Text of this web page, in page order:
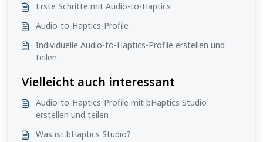
Erste Schritte mit Audio-to-Haptics
Audio-to-Haptics-Profile
Individuelle Audio-to-Haptics-Profile erstellen und
teilen
Vielleicht auch interessant
Audio-to-Haptics-Profile mit bHaptics Studio
erstellen und teilen
Was ist bHaptics Studio?